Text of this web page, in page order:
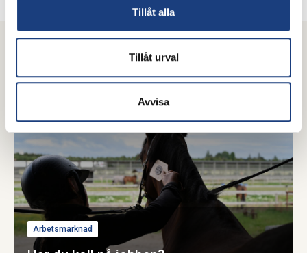
Tillåt alla
Tillåt urval
Avvisa
Mer inom arbetsmarknad
Arbetsmarknad